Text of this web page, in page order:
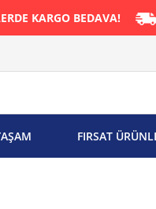
KARGO BEDAVA!
FIRSAT